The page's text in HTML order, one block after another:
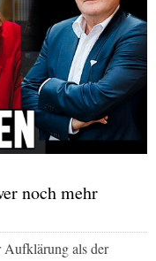
noch mehr
Aufklärung als der